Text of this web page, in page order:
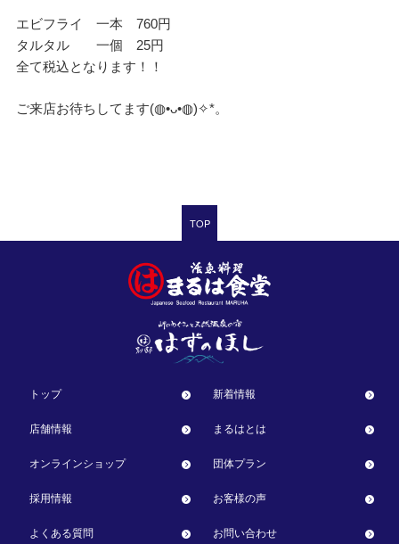
エビフライ 一本 760円
タルタル 一個 25円
全て税込となります！！
ご来店お待ちしてます(⁠◍⁠•⁠ᴗ⁠•⁠◍⁠)⁠✧⁠*⁠。
TOP
トップ 新着情報
店舗情報 まるはとは
オンラインショップ 団体プラン
採用情報 お客様の声
よくある質問 お問い合わせ